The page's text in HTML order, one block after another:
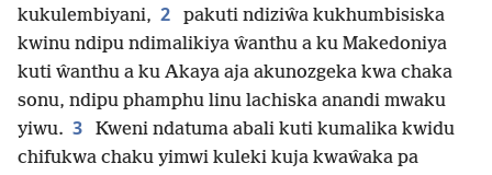
kukulembiyani, 2
pakuti ndiziŵa kukhumbisiska
kwinu ndipu ndimalikiya ŵanthu a ku Makedoniya
kuti ŵanthu a ku Akaya aja akunozgeka kwa chaka
sonu, ndipu phamphu linu lachiska anandi mwaku
yiwu. 3
Kweni ndatuma abali kuti kumalika kwidu
chifukwa chaku yimwi kuleki kuja kwaŵaka pa